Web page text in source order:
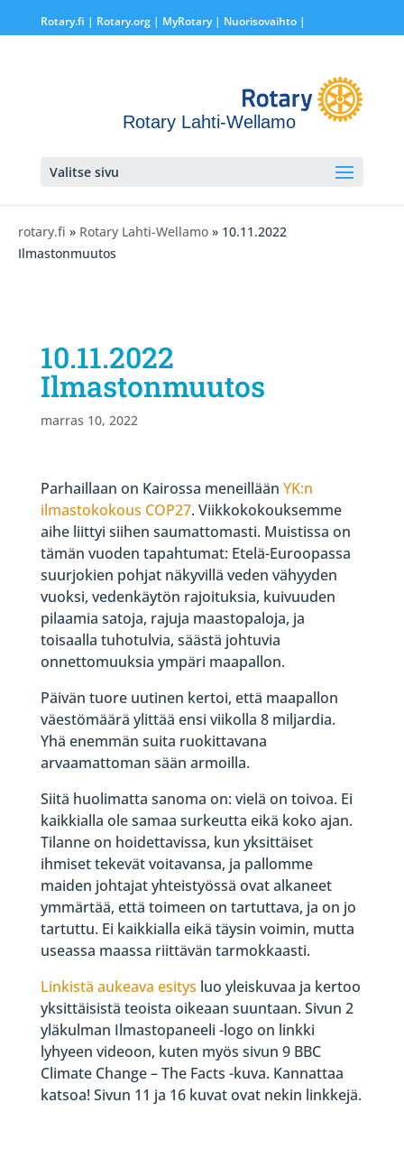
Rotary.fi | Rotary.org| MyRotary | Nuorisovaihto|
Rotary Lahti-Wellamo
Valitse sivu
rotary.fi » Rotary Lahti-Wellamo » 10.11.2022
Ilmastonmuutos
10.11.2022
Ilmastonmuutos
marras 10, 2022
Parhaillaan on Kairossa meneillään YK:n
ilmastokokous COP27. Viikkokokouksemme
aihe liittyi siihen saumattomasti. Muistissa on
tämän vuoden tapahtumat: Etelä-Euroopassa
suurjokien pohjat näkyvillä veden vähyyden
vuoksi, vedenkäytön rajoituksia, kuivuuden
pilaamia satoja, rajuja maastopaloja, ja
toisaalla tuhotulvia, säästä johtuvia
onnettomuuksia ympäri maapallon.
Päivän tuore uutinen kertoi, että maapallon
väestömäärä ylittää ensi viikolla 8 miljardia.
Yhä enemmän suita ruokittavana
arvaamattoman sään armoilla.
Siitä huolimatta sanoma on: vielä on toivoa. Ei
kaikkialla ole samaa surkeutta eikä koko ajan.
Tilanne on hoidettavissa, kun yksittäiset
ihmiset tekevät voitavansa, ja pallomme
maiden johtajat yhteistyössä ovat alkaneet
ymmärtää, että toimeen on tartuttava, ja on jo
tartuttu. Ei kaikkialla eikä täysin voimin, mutta
useassa maassa riittävän tarmokkaasti.
Linkistä aukeava esitys luo yleiskuvaa ja kertoo
yksittäisistä teoista oikeaan suuntaan. Sivun 2
yläkulman Ilmastopaneeli -logo on linkki
lyhyeen videoon, kuten myös sivun 9 BBC
Climate Change – The Facts -kuva. Kannattaa
katsoa! Sivun 11 ja 16 kuvat ovat nekin linkkejä.